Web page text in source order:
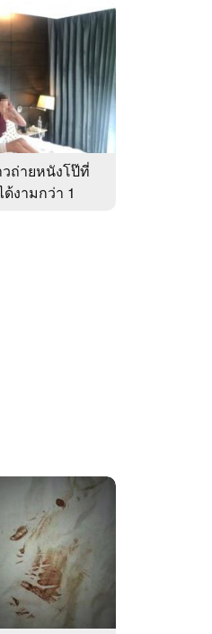
ถ่ายหนังโป๊ที่
งามกว่า 1